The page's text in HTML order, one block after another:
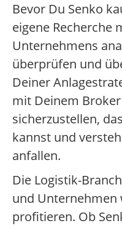
Bevor Du Senko
eigene Recherche
Unternehmens
überprüfen und
Deiner
mit Deinem
sicherzustellen,
kannst und
anfallen.
Die Logistik-
und Unternehmen
profitieren. Ob